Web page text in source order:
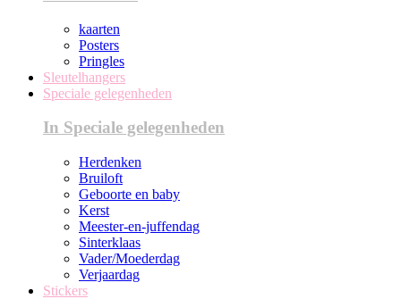
kaarten
Posters
Pringles
Sleutelhangers
Speciale gelegenheden
In Speciale gelegenheden
Herdenken
Bruiloft
Geboorte en baby
Kerst
Meester-en-juffendag
Sinterklaas
Vader/Moederdag
Verjaardag
Stickers